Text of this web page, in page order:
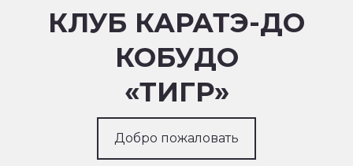
КЛУБ КАРАТЭ-ДО
КОБУДО
«ТИГР»
Добро пожаловать